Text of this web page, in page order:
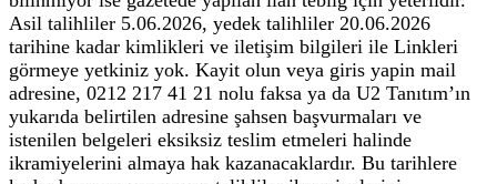
Asil talihliler 5.06.2026, yedek talihliler 20.06.2026
tarihine kadar kimlikleri ve iletişim bilgileri ile Linkleri
görmeye yetkiniz yok. Kayit olun veya giris yapin mail
adresine, 0212 217 41 21 nolu faksa ya da U2 Tanıtım’ın
yukarıda belirtilen adresine şahsen başvurmaları ve
istenilen belgeleri eksiksiz teslim etmeleri halinde
ikramiyelerini almaya hak kazanacaklardır. Bu tarihlere